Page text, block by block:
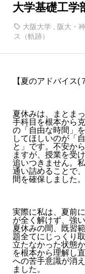
大学基礎工学
大阪大学 阪大・
ス（軌跡）
【夏のアドバイス(
夏休みは、まとま
手科目を根本から
の「自由な時間」
してほしいのが「
と」です。不安か
ますが、授業を受
追いつきません。
通い詰めることで
間を確保しました。
実際に私は、夏前
が全く解けず、強
夏休みの間、既習
題全てにじっくり
立たなかった状態
を根本から理解し
への苦手意識が消
ました。